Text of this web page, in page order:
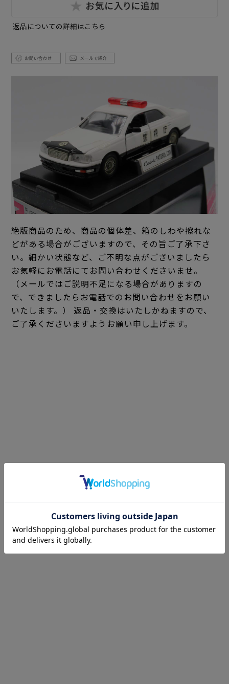
返品についての詳細はこちら
絶版商品のため、商品の個体差、箱のしわや擦れな
どがある場合がございますので、その旨ご了承下さ
い。細かい状態など、ご不明な点がございましたら
お気軽にお電話にてお問い合わせくださいませ。
（メールではご説明不足になる場合がありますの
で、できましたらお電話でのお問い合わせをお願い
いたします。） 返品・交換はいたしかねますので、
ご了承くださいますようお願い申し上げます。